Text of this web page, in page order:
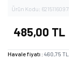
Ürün Kodu: 6215116097
485,00 TL
Havale fiyatı : 460,75 TL